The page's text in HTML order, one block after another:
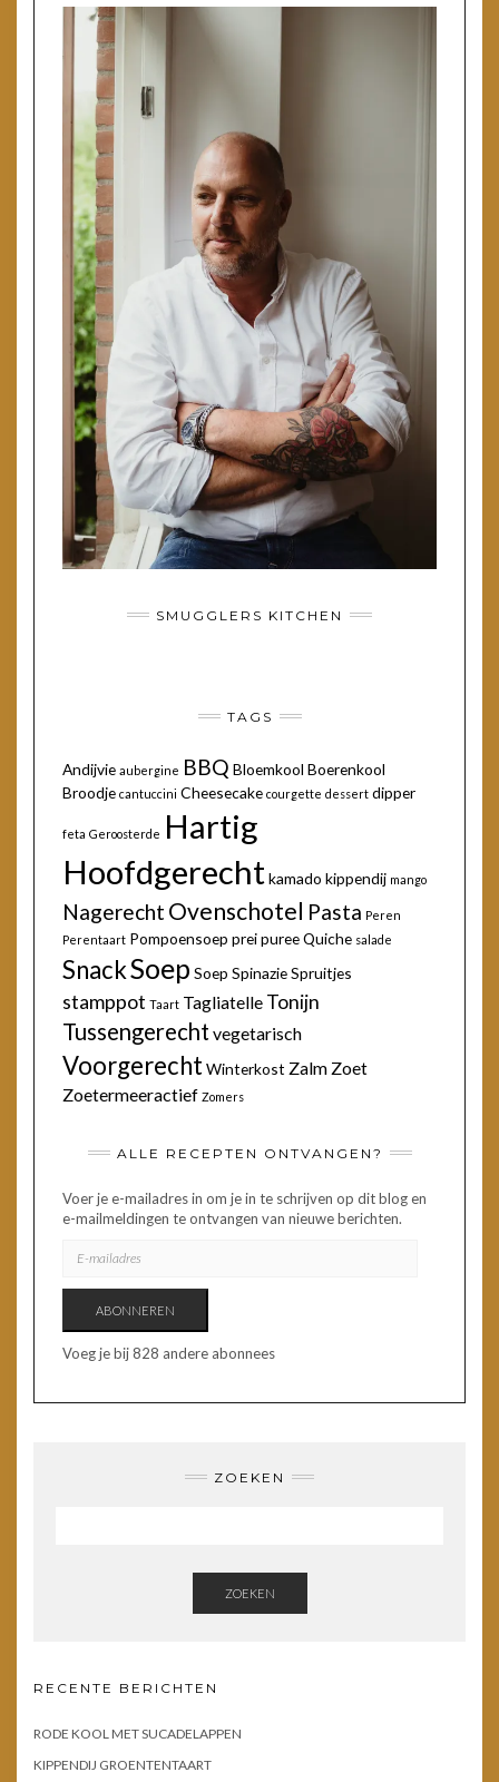
SMUGGLERS KITCHEN
TAGS
Andijvie aubergine BBQ Bloemkool Boerenkool
Broodje cantuccini Cheesecake courgette dessert dipper
feta Geroosterde Hartig
Hoofdgerecht kamado kippendij mango
Nagerecht Ovenschotel Pasta Peren
Perentaart Pompoensoep preipureeQuiche salade
SnackSoep Soep SpinazieSpruitjes
stamppot Taart Tagliatelle Tonijn
Tussengerecht vegetarisch
VoorgerechtWinterkost Zalm Zoet
Zoetermeeractief Zomers
ALLE RECEPTEN ONTVANGEN?
Voer je e-mailadres in om je in te schrijven op dit blog en
e-mailmeldingen te ontvangen van nieuwe berichten.
MAILADRES
ABONNEREN
Voeg je bij 828 andere abonnees
ZOEKEN
ZOEKEN
RECENTE BERICHTEN
RODE KOOL MET SUCADELAPPEN
KIPPENDIJ GROENTENTAART